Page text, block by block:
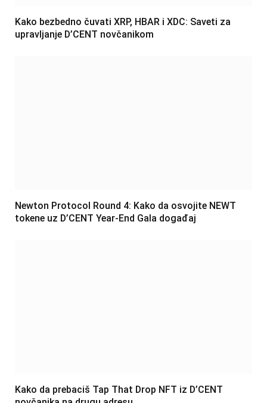
Kako bezbedno čuvati XRP, HBAR i XDC: Saveti za
upravljanje D’CENT novčanikom
Newton Protocol Round 4: Kako da osvojite NEWT
tokene uz D’CENT Year-End Gala događaj
Kako da prebaciš Tap That Drop NFT iz D’CENT